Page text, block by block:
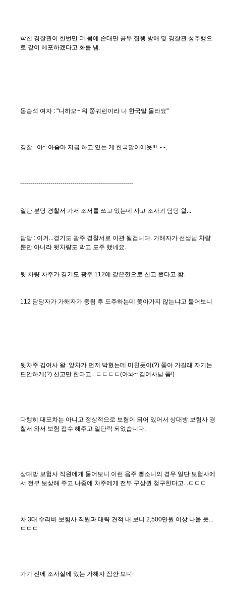
빡친 경찰관이 한번만 더 몸에 손대면 공무 집행 방해 및 경찰관 성추행으
로 같이 체포하겠다고 화를 냄.
동승석 여자 : "니하오~ 워 쭝꿔런이라 나 한국말 몰라요"
경찰 : 아~ 아줌마 지금 하고 있는 게 한국말이에욧!!!. -.-;
--------------------------------------------------------
일단 분당 경찰서 가서 조서를 쓰고 있는데 사고 조사과 담당 왈...
담당 : 이거...경기도 광주 경찰서로 이관 될겁니다. 가해자가 선생님 차량
뿐만 아니라 뒷차량도 박고 도주 했네요.
뒷 차량 차주가 경기도 광주 112에 같은껀으로 신고 했다고 함.
112 담당자가 가해자가 중침 후 도주하는데 쫒아가지 않는냐고 물어보니
뒷차주 김여사 왈 :앞차가 먼저 박혔는데 미친듯이(?) 쫒아 가길래 자기는
편안하게(?) 신고만 한다고...ㄷㄷㄷㄷ(아놔~ 김여사님 쫌!)
다행히 대포차는 아니고 정상적으로 보험이 되어 있어서 상대방 보험사 경
찰서 와서 보험 접수 해주고 일단락 되었습니다.
상대방 보험사 직원에게 물어보니 이런 음주 뺑소니의 경우 일단 보험사에
서 전부 보상해 주고 나중에 차주에게 전부 구상권 청구한다고...ㄷㄷㄷ
차 3대 수리비 보험사 직원과 대략 견적 내 보니 2,500만원 이상 나올 듯...
ㄷㄷㄷ
가기 전에 조사실에 있는 가해자 잠깐 보니